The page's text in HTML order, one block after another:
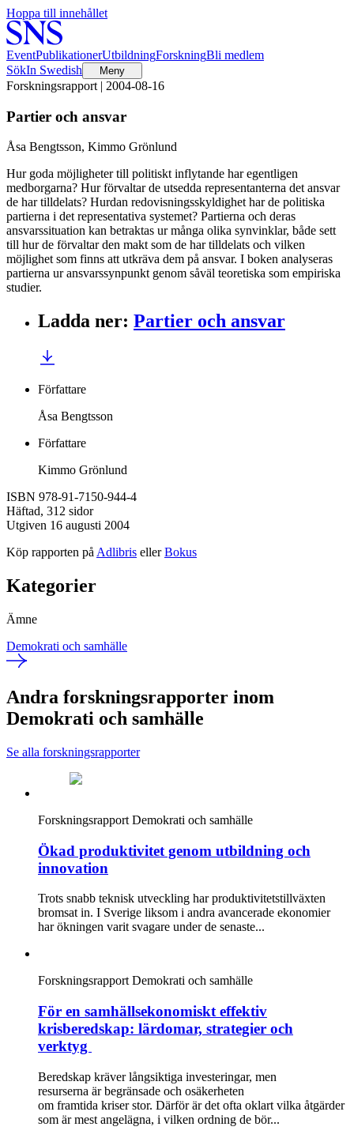
Hoppa till innehållet
EventPublikationerUtbildningForskningBli medlem
SökIn Swedish Meny
Forskningsrapport | 2004-08-16
Partier och ansvar
Åsa Bengtsson, Kimmo Grönlund
Hur goda möjligheter till politiskt inflytande har egentligen
medborgarna? Hur förvaltar de utsedda representanterna det ansvar
de har tilldelats? Hurdan redovisningsskyldighet har de politiska
partierna i det representativa systemet? Partierna och deras
ansvarssituation kan betraktas ur många olika synvinklar, både sett
till hur de förvaltar den makt som de har tilldelats och vilken
möjlighet som finns att utkräva dem på ansvar. I boken analyseras
partierna ur ansvarssynpunkt genom såväl teoretiska som empiriska
studier.
Ladda ner: Partier och ansvar
Författare
Åsa Bengtsson
Författare
Kimmo Grönlund
ISBN 978-91-7150-944-4
Häftad, 312 sidor
Utgiven 16 augusti 2004
Köp rapporten på Adlibris ellerBokus
Kategorier
Ämne
Demokrati och samhälle
Andra forskningsrapporter inom
Demokrati och samhälle
Se alla forskningsrapporter
Forskningsrapport Demokrati och samhälle
Ökad produktivitet genom utbildning och
innovation
Trots snabb teknisk utveckling har produktivitetstillväxten
bromsat in. I Sverige liksom i andra avancerade ekonomier
har ökningen varit svagare under de senaste...
Forskningsrapport Demokrati och samhälle
För en samhällsekonomiskt effektiv
krisberedskap: lärdomar, strategier och
verktyg
Beredskap kräver långsiktiga investeringar, men
resurserna är begränsade och osäkerheten
om framtida kriser stor. Därför är det ofta oklart vilka åtgärder
som är mest angelägna, i vilken ordning de bör...